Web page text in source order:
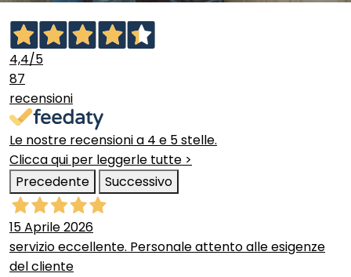
4,4/5
87
recensioni
Le nostre recensioni a 4 e 5 stelle.
Clicca qui per leggerle tutte >
Precedente
Successivo
15 Aprile 2026
servizio eccellente. Personale attento alle esigenze
del cliente